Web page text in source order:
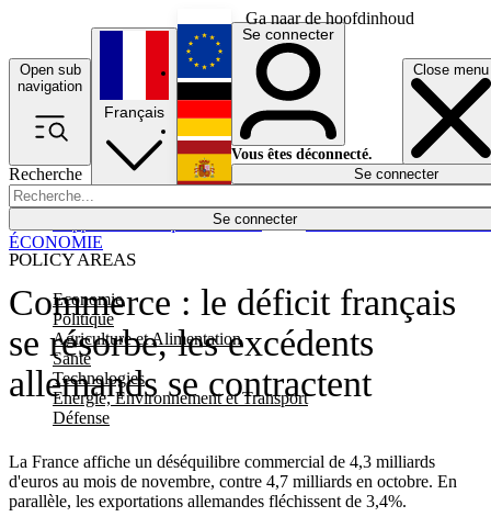
Ga naar de hoofdinhoud
Open sub
navigation
Close menu
Recherche
Se connecter
POLICY AREAS
Economie
Politique
Agriculture et Alimentation
Santé
Technologies
Energie, Environnement et Transport
Défense
Économie
Français
English
Deutsch
Español
Se connecter
Vous êtes déconnecté.
Se connecter
Commerce : le déficit français
se résorbe, les excédents
allemands se contractent
La France affiche un déséquilibre commercial de 4,3 milliards
d'euros au mois de novembre, contre 4,7 milliards en octobre. En
parallèle, les exportations allemandes fléchissent de 3,4%.
ÉCONOMIE